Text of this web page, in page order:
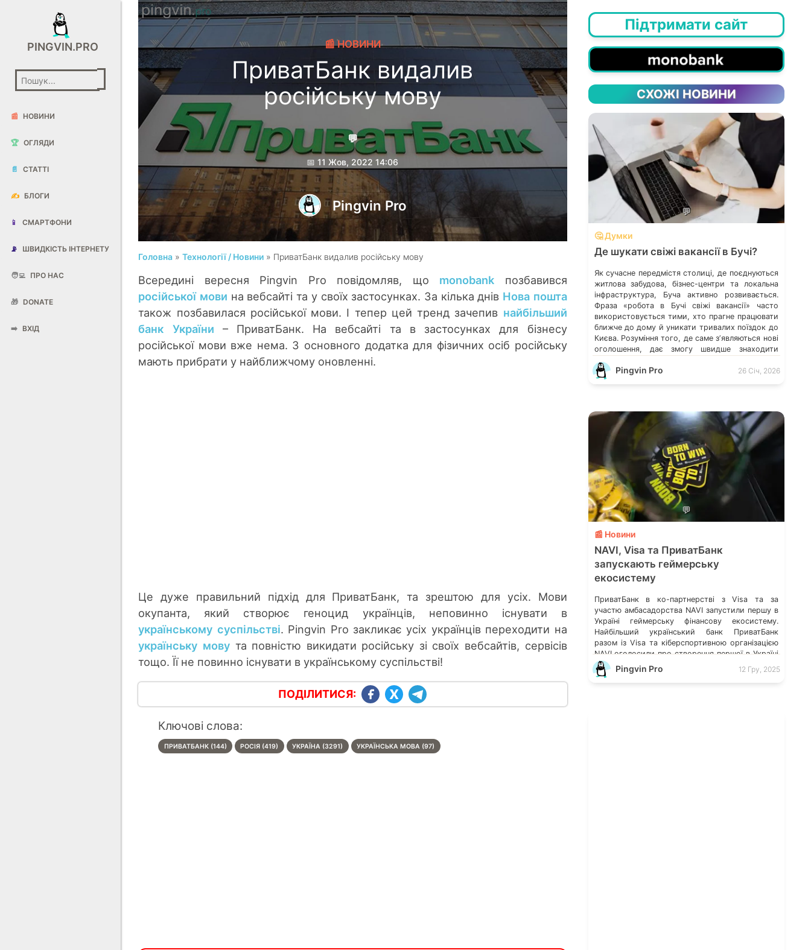
PINGVIN.PRO
📰 НОВИНИ
🏆 ОГЛЯДИ
📄 СТАТТІ
✍️ БЛОГИ
📱 СМАРТФОНИ
📡 ШВИДКІСТЬ ІНТЕРНЕТУ
🧑‍💻 ПРО НАС
🎁 DONATE
➡️ ВХІД
📰 НОВИНИ
ПриватБанк видалив
російську мову
💬
📅 11 Жов, 2022 14:06
Pingvin Pro
Головна »Технології / Новини » ПриватБанк видалив російську мову
Всередині вересня Pingvin Pro повідомляв, що monobank позбавився
російської мови на вебсайті та у своїх застосунках. За кілька днів Нова пошта
також позбавилася російської мови. І тепер цей тренд зачепив найбільший
банк України – ПриватБанк. На вебсайті та в застосунках для бізнесу
російської мови вже нема. З основного додатка для фізичних осіб російську
мають прибрати у найближчому оновленні.
Це дуже правильний підхід для ПриватБанк, та зрештою для усіх. Мови
окупанта, який створює геноцид українців, неповинно існувати в
українському суспільстві. Pingvin Pro закликає усіх українців переходити на
українську мовута повністю викидати російську зі своїх вебсайтів, сервісів
тощо. Її не повинно існувати в українському суспільстві!
ПОДІЛИТИСЯ:
Ключові слова:
ПРИВАТБАНК (144) РОСІЯ (419) УКРАЇНА (3291) УКРАЇНСЬКА МОВА (97)
Підтримати сайт
СХОЖІ НОВИНИ
💬
🤔 Думки
Де шукати свіжі вакансії в Бучі?
Як сучасне передмістя столиці, де поєднуються
житлова забудова, бізнес-центри та локальна
інфраструктура, Буча активно розвивається.
Фраза «робота в Бучі свіжі вакансії» часто
використовується тими, хто прагне працювати
ближче до дому й уникати тривалих поїздок до
Києва. Розуміння того, де саме зʼявляються нові
оголошення, дає змогу швидше знаходити
працевлаштування переважають у місті […]
Pingvin Pro 26 Січ, 2026
💬
📰 Новини
NAVI, Visa та ПриватБанк
запускають геймерську
екосистему
ПриватБанк в ко-партнерстві з Visa та за
участю амбасадорства NAVI запустили першу в
Україні геймерську фінансову екосистему.
Найбільший український банк ПриватБанк
разом із Visa та кіберспортивною організацією
NAVI оголосили про створення першої в Україні
фінансової екосистеми, заточеної під геймерів
та кіберспорт. Про це інформує прес-служба
Pingvin Pro 12 Гру, 2025